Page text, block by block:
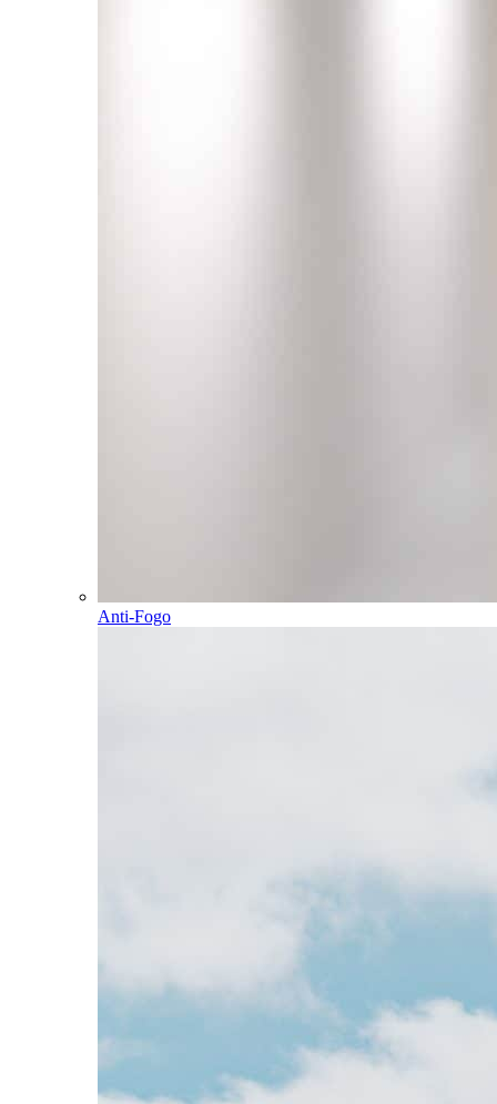
Anti-Fogo